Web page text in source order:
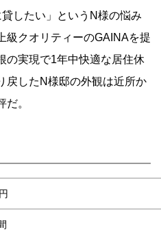
したい」というN様の悩み
級クオリティーのGAINAを提
の実現で1年中快適な居住休
戻したN様邸の外観は近所か
。